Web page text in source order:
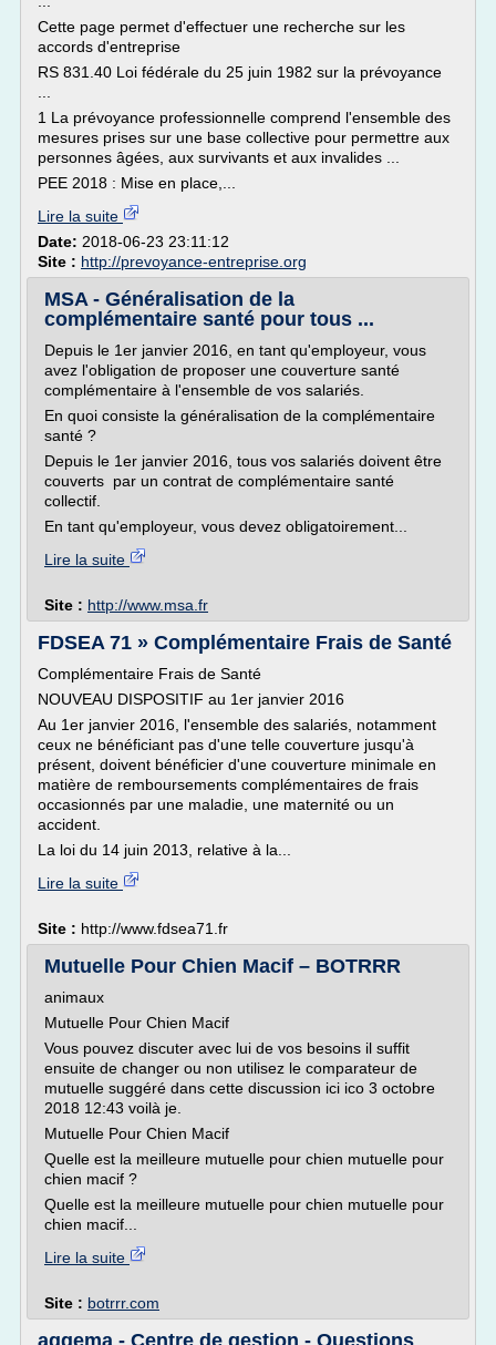
Cette page permet d'effectuer une recherche sur les
accords d'entreprise
RS 831.40 Loi fédérale du 25 juin 1982 sur la prévoyance
1 La prévoyance professionnelle comprend l'ensemble des
mesures prises sur une base collective pour permettre aux
personnes âgées, aux survivants et aux invalides ...
PEE 2018 : Mise en place,...
Lire la suite
Date: 2018-06-23 23:11:12
Site : http://prevoyance-entreprise.org
MSA - Généralisation de la
complémentaire santé pour tous ...
Depuis le 1er janvier 2016, en tant qu'employeur, vous
avez l'obligation de proposer une couverture santé
complémentaire à l'ensemble de vos salariés.
En quoi consiste la généralisation de la complémentaire
santé ?
Depuis le 1er janvier 2016, tous vos salariés doivent être
couverts par un contrat de complémentaire santé
collectif.
En tant qu'employeur, vous devez obligatoirement...
Lire la suite
Site : http://www.msa.fr
FDSEA 71 » Complémentaire Frais de Santé
Complémentaire Frais de Santé
NOUVEAU DISPOSITIF au 1er janvier 2016
Au 1er janvier 2016, l'ensemble des salariés, notamment
ceux ne bénéficiant pas d'une telle couverture jusqu'à
présent, doivent bénéficier d'une couverture minimale en
matière de remboursements complémentaires de frais
occasionnés par une maladie, une maternité ou un
accident.
La loi du 14 juin 2013, relative à la...
Lire la suite
Site : http://www.fdsea71.fr
Mutuelle Pour Chien Macif – BOTRRR
animaux
Mutuelle Pour Chien Macif
Vous pouvez discuter avec lui de vos besoins il suffit
ensuite de changer ou non utilisez le comparateur de
mutuelle suggéré dans cette discussion ici ico 3 octobre
2018 12:43 voilà je.
Mutuelle Pour Chien Macif
Quelle est la meilleure mutuelle pour chien mutuelle pour
chien macif ?
Quelle est la meilleure mutuelle pour chien mutuelle pour
chien macif...
Lire la suite
Site : botrrr.com
aggema - Centre de gestion - Questions